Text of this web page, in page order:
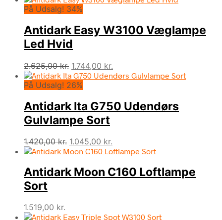
På Udsalg! 34%
Antidark Easy W3100 Væglampe
Led Hvid
2.625,00kr. Den
oprindelige
pris
2.625,00 kr..
1.744,00 kr.
aktuelle
1.744,00 kr..
På Udsalg! 26%
Antidark Ita G750 Udendørs
Gulvlampe Sort
1.420,00kr. Den
oprindelige
var:
1.420,00 kr..
1.045,00 kr.
aktuelle
er:
1.045,00 kr..
Antidark Moon C160 Loftlampe
Sort
1.519,00 kr.